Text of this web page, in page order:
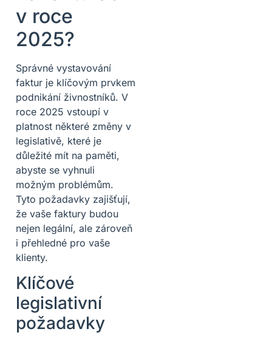
v roce
2025?
Správné vystavování
faktur je klíčovým prvkem
podnikání živnostníků. V
roce 2025 vstoupí v
platnost některé změny v
legislativě, které je
důležité mít na paměti,
abyste se vyhnuli
možným problémům.
Tyto požadavky zajišťují,
že vaše faktury budou
nejen legální, ale zároveň
i přehledné pro vaše
klienty.
Klíčové
legislativní
požadavky